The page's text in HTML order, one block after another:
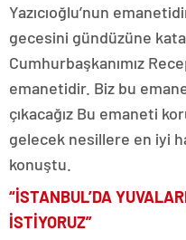
Yazıcıoğlu’nun
gecesini gündüzüne
Cumhurbaşkanımız
emanetidir. Biz bu
çıkacağız Bu emaneti
gelecek nesillere en iyi
konuştu.
“İSTANBUL’DA
İSTİYORUZ”